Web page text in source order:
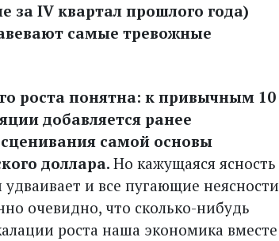
IV квартал прошлого года)
самые тревожные
роста понятна: к привычным 10
добавляется ранее
самой основы
доллара.Но кажущаяся ясность
и все пугающие неясности
очевидно, что сколько-нибудь
роста наша экономика вместе